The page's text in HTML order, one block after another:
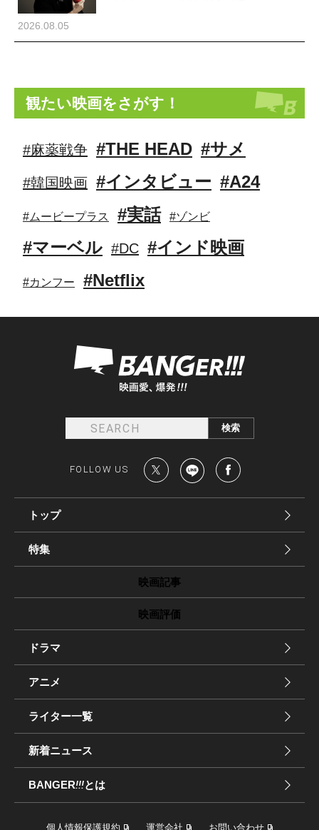
2026.08.05
観たい映画をさがす！
#麻薬戦争 #THE HEAD #サメ
#韓国映画 #インタビュー #A24
#ムービープラス #実話 #ゾンビ
#マーベル #DC #インド映画
#カンフー #Netflix
FOLLOW US
トップ
特集
映画記事
映画評価
ドラマ
アニメ
ライター一覧
新着ニュース
BANGER!!!とは
個人情報保護規約 運営会社 お問い合わせ